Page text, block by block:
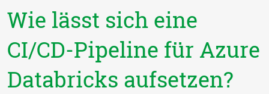
Wie lässt sich eine
CI/CD-Pipeline für Azure
Databricks aufsetzen?